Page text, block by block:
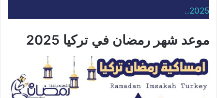
2025..
موعد شهر رمضان في تركيا 2025